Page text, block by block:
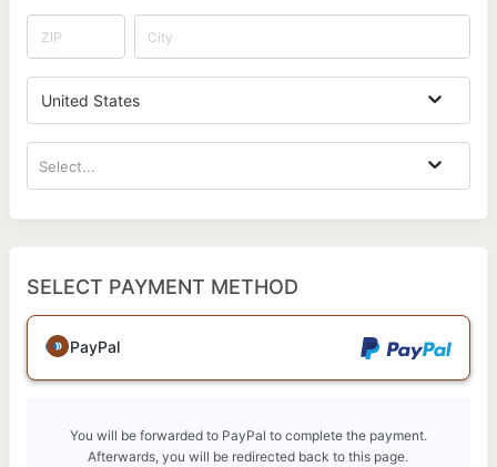
United States
Select...
SELECT PAYMENT METHOD
PayPal
You will be forwarded to PayPal to complete the payment.
Afterwards, you will be redirected back to this page.